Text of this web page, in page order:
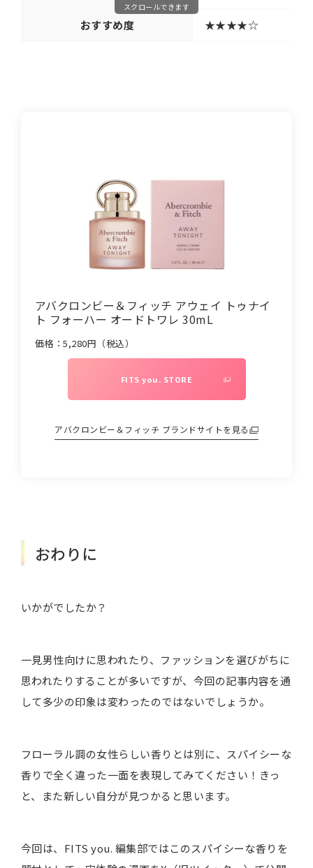
おすすめ度 ★★★★☆
スクロールできます
アバクロンビー＆フィッチ アウェイ トゥナイ
ト フォーハー オードトワレ 30mL
価格：5,280円（税込）
FITS you. STORE
アバクロンビー＆フィッチ ブランドサイトを見る
おわりに
いかがでしたか？
一見男性向けに思われたり、ファッションを選びがちに
思われたりすることが多いですが、今回の記事内容を通
して多少の印象は変わったのではないでしょうか。
フローラル調の女性らしい香りとは別に、スパイシーな
香りで全く違った一面を表現してみてください！きっ
と、また新しい自分が見つかると思います。
今回は、FITS you. 編集部ではこのスパイシーな香りを